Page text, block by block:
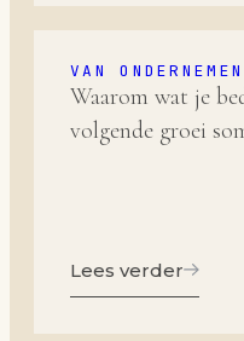
VAN
Waarom wat je
volgende groei
Lees verder